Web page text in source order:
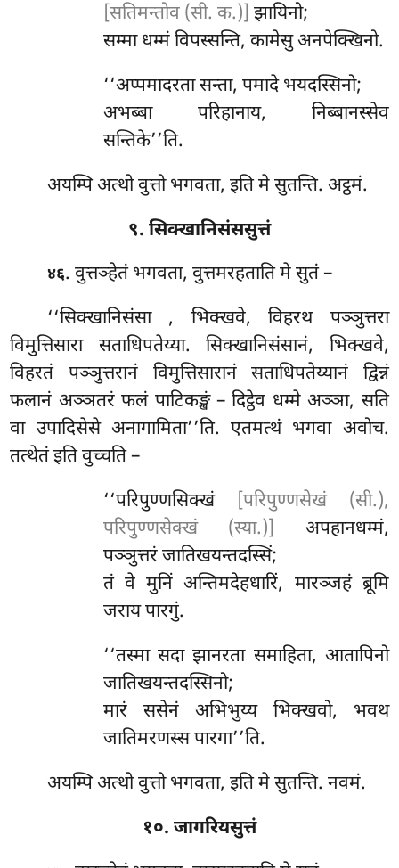
[सतिमन्तोव (सी. क.)] झायिनो;
सम्माधम्मं विपस्सन्ति, कामेसु अनपेक्खिनो.
‘‘अप्पमादरता सन्ता, पमादे भयदस्सिनो;
अभब्बा परिहानाय, निब्बानस्सेव
सन्तिके’’ति.
अयम्पि अत्थो वुत्तो भगवता, इति मे सुतन्ति. अट्ठमं.
९. सिक्खानिसंससुत्तं
४६. वुत्तञ्हेतं भगवता, वुत्तमरहताति मे सुतं –
‘‘सिक्खानिसंसा , भिक्खवे, विहरथ पञ्ञुत्तरा
विमुत्तिसारा सताधिपतेय्या. सिक्खानिसंसानं, भिक्खवे,
विहरतं पञ्ञुत्तरानं विमुत्तिसारानं सताधिपतेय्यानं द्विन्नं
फलानं अञ्ञतरं फलं पाटिकङ्खं – दिट्ठेव धम्मे अञ्ञा, सति
वा उपादिसेसे अनागामिता’’ति. एतमत्थं भगवा अवोच.
तत्थेतं इति वुच्चति –
‘‘परिपुण्णसिक्खं
[परिपुण्णसेखं (सी.),
परिपुण्णसेक्खं (स्या.)]
अपहानधम्मं,
पञ्ञुत्तरंजातिखयन्तदस्सिं;
तं वे मुनिं अन्तिमदेहधारिं, मारञ्जहं ब्रूमि
जराय पारगुं.
‘‘तस्मा सदा झानरता समाहिता, आतापिनो
जातिखयन्तदस्सिनो;
मारं ससेनं अभिभुय्य भिक्खवो, भवथ
जातिमरणस्स पारगा’’ति.
अयम्पि अत्थो वुत्तो भगवता, इति मे सुतन्ति. नवमं.
१०. जागरियसुत्तं